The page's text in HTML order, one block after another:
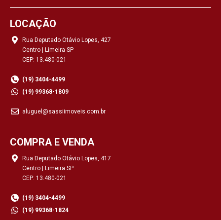
LOCAÇÃO
Rua Deputado Otávio Lopes, 427
Centro | Limeira SP
CEP: 13.480-021
(19) 3404-4499
(19) 99368-1809
aluguel@sassiimoveis.com.br
COMPRA E VENDA
Rua Deputado Otávio Lopes, 417
Centro | Limeira SP
CEP: 13.480-021
(19) 3404-4499
(19) 99368-1824